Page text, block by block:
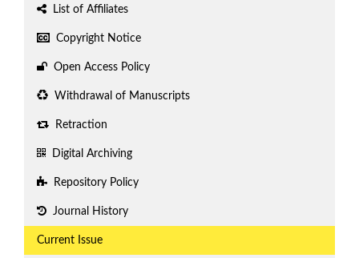
List of Affiliates
Copyright Notice
Open Access Policy
Withdrawal of Manuscripts
Retraction
Digital Archiving
Repository Policy
Journal History
Current Issue